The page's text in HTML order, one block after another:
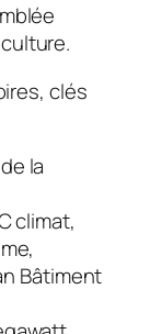
clés
la
climat,
Bâtiment